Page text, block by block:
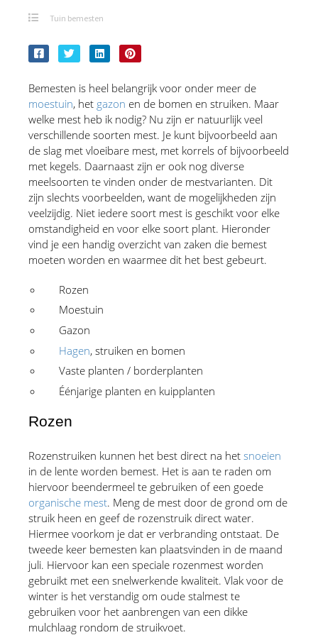
Tuin bemesten
moestuin, het gazon en de bomen en struiken. Maar
welke mest heb ik nodig? Nu zijn er natuurlijk veel
verschillende soorten mest. Je kunt bijvoorbeeld aan
de slag met vloeibare mest, met korrels of bijvoorbeeld
met kegels. Daarnaast zijn er ook nog diverse
meelsoorten te vinden onder de mestvarianten. Dit
zijn slechts voorbeelden, want de mogelijkheden zijn
veelzijdig. Niet iedere soort mest is geschikt voor elke
omstandigheid en voor elke soort plant. Hieronder
vind je een handig overzicht van zaken die bemest
moeten worden en waarmee dit het best gebeurt.
Rozen
Moestuin
Gazon
Hagen, struiken en bomen
Vaste planten / borderplanten
Éénjarige planten en kuipplanten
Rozen
Rozenstruiken kunnen het best direct na het snoeien
in de lente worden bemest. Het is aan te raden om
hiervoor beendermeel te gebruiken of een goede
organische mest. Meng de mest door de grond om de
struik heen en geef de rozenstruik direct water.
Hiermee voorkom je dat er verbranding ontstaat. De
tweede keer bemesten kan plaatsvinden in de maand
juli. Hiervoor kan een speciale rozenmest worden
gebruikt met een snelwerkende kwaliteit. Vlak voor de
winter is het verstandig om oude stalmest te
gebruiken voor het aanbrengen van een dikke
mulchlaag rondom de struikvoet.